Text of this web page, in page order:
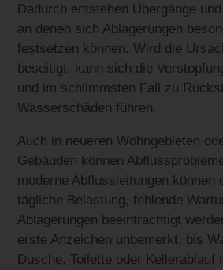
Dadurch entstehen Übergänge
an denen sich Ablagerungen
festsetzen können. Wird die
beseitigt, kann sich die
und im schlimmsten Fall zu
Wasserschäden führen.
Auch in neueren Wohngebieten
Gebäuden können
moderne Abflussleitungen können
tägliche Belastung, fehlende
Ablagerungen beeinträchtigt
erste Anzeichen unbemerkt, bis
Dusche, Toilette oder Kellerablauf